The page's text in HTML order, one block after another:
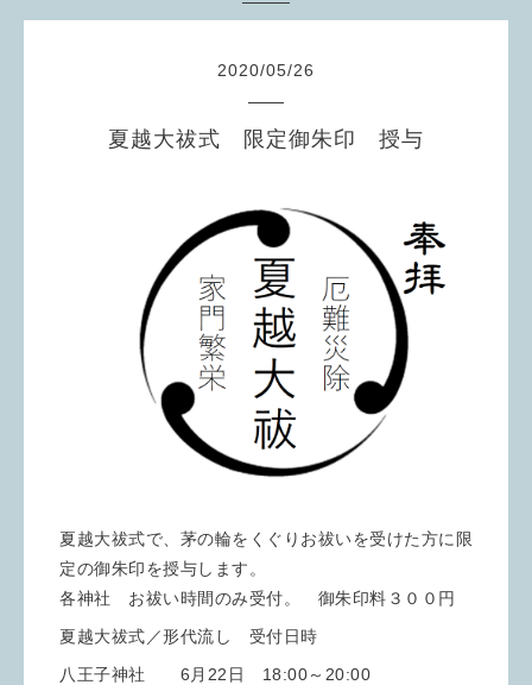
2020/05/26
夏越大祓式 限定御朱印 授与
夏越大祓式で、茅の輪をくぐりお祓いを受けた方に限
定の御朱印を授与します。
各神社 お祓い時間のみ受付。 御朱印料３００円
夏越大祓式／形代流し 受付日時
八王子神社 6月22日 18:00～20:00